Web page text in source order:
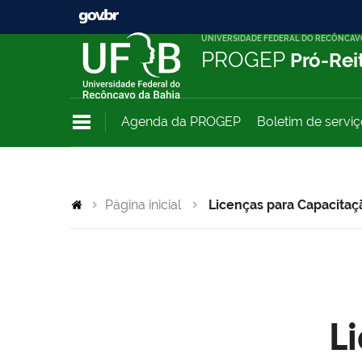
UNIVERSIDADE FEDERAL DO
PROGEP Pró-
Agenda da PROGEP Boletim de
Página inicial Licenças para